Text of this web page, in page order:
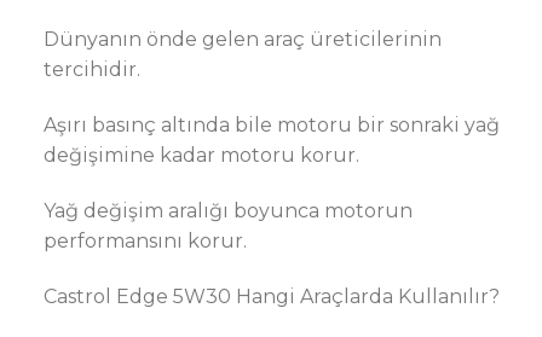
Dünyanın önde gelen araç üreticilerinin
tercihidir.
Aşırı basınç altında bile motoru bir sonraki yağ
değişimine kadar motoru korur.
Yağ değişim aralığı boyunca motorun
performansını korur.
Castrol Edge 5W30 Hangi Araçlarda Kullanılır?